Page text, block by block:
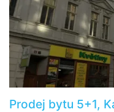
Prodej bytu 5+1,